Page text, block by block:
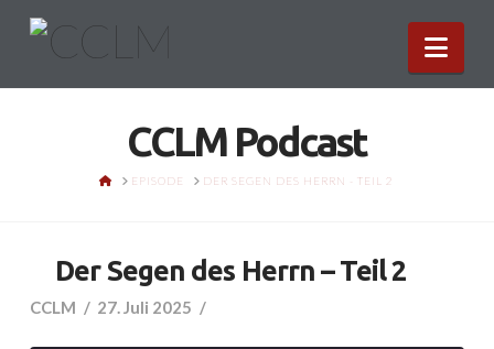
CCLM Podcast
HOMEEPISODE DER SEGEN DES HERRN - TEIL 2
Der Segen des Herrn – Teil 2
CCLM 27. Juli 2025